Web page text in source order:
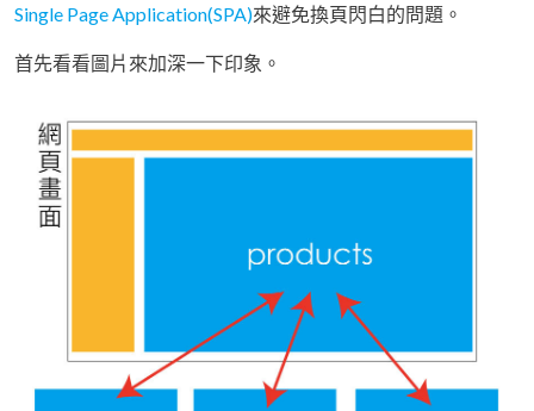
Single Page Application(SPA)來避免換頁閃白的問題。
首先看看圖片來加深一下印象。